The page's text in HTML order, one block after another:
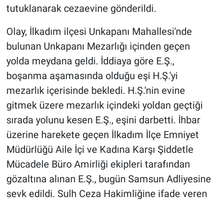
tutuklanarak cezaevine gönderildi.
Olay, İlkadım ilçesi Unkapanı Mahallesi'nde
bulunan Unkapanı Mezarlığı içinden geçen
yolda meydana geldi. İddiaya göre E.Ş.,
boşanma aşamasında olduğu eşi H.Ş.'yi
mezarlık içerisinde bekledi. H.Ş.'nin evine
gitmek üzere mezarlık içindeki yoldan geçtiği
sırada yolunu kesen E.Ş., eşini darbetti. İhbar
üzerine harekete geçen İlkadım İlçe Emniyet
Müdürlüğü Aile İçi ve Kadına Karşı Şiddetle
Mücadele Büro Amirliği ekipleri tarafından
gözaltına alınan E.Ş., bugün Samsun Adliyesine
sevk edildi. Sulh Ceza Hakimliğine ifade veren